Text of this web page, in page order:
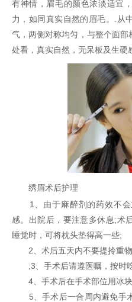
有神情，眉毛的颜色浓淡适宜
力，如同真实自然的眉毛。.从
气，两侧对称均匀，与整个面
处看，真实自然，无呆板及生硬
绣眉术后护理
1、由于麻醉剂的药效不会
感。出院后，要注意多休息;术
睡觉时，可将枕头垫得高一些;
2、术后五天内不要提拎重物
;3、手术后请遵医嘱，按时吃
4、手术后在手术部位用冰块
5、手术后一合周内避免手